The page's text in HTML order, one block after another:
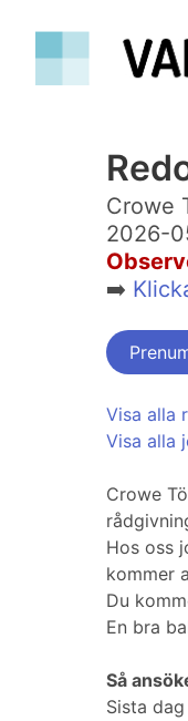
Crowe
2026-
➡️
Visa alla
Visa alla
Crowe
Hos oss
kommer
Du
En bra
Så
Sista